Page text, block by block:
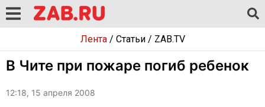
Лента/ Статьи/ ZAB.TV
В Чите при пожаре погиб ребенок
12:18, 15 апреля 2008